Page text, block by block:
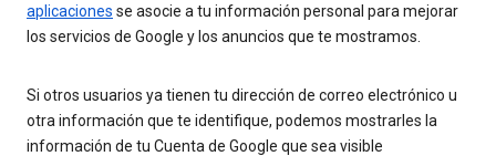
aplicaciones se asocie a tu información personal para mejorar
los servicios de Google y los anuncios que te mostramos.
Si otros usuarios ya tienen tu dirección de correo electrónico u
otra información que te identifique, podemos mostrarles la
información de tu Cuenta de Google que sea visible